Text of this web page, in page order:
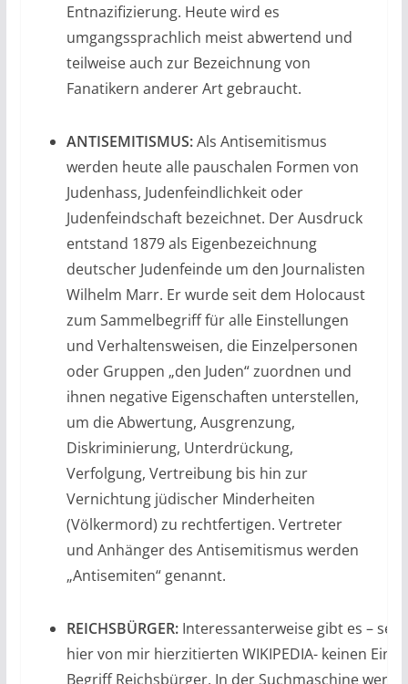
Entnazifizierung. Heute wird es
umgangssprachlich meist abwertend und
teilweise auch zur Bezeichnung von
Fanatikern anderer Art gebraucht.
ANTISEMITISMUS:Als Antisemitismus
werden heute alle pauschalen Formen von
Judenhass, Judenfeindlichkeit oder
Judenfeindschaft bezeichnet. Der Ausdruck
entstand 1879 als Eigenbezeichnung
deutscher Judenfeinde um den Journalisten
Wilhelm Marr. Er wurde seit dem Holocaust
zum Sammelbegriff für alle Einstellungen
und Verhaltensweisen, die Einzelpersonen
oder Gruppen „den Juden“ zuordnen und
ihnen negative Eigenschaften unterstellen,
um die Abwertung, Ausgrenzung,
Diskriminierung, Unterdrückung,
Verfolgung, Vertreibung bis hin zur
Vernichtung jüdischer Minderheiten
(Völkermord) zu rechtfertigen. Vertreter
und Anhänger des Antisemitismus werden
„Antisemiten“ genannt.
REICHSBÜRGER:Interessanterweise gibt es –
hier von mir hierzitierten WIKIPEDIA- keinen
Begriff Reichsbürger. In der Suchmaschine